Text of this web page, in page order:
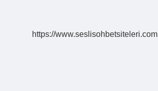
https://www.seslisohbetsiteleri.com